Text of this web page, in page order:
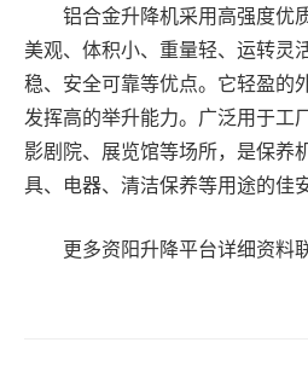
铝合金升降机采用高强度优
美观、体积小、重量轻、运转灵
稳、安全可靠等优点。它轻盈的
发挥高的举升能力。广泛用于工
影剧院、展览馆等场所，是保养
具、电器、清洁保养等用途的佳
更多资阳升降平台详细资料